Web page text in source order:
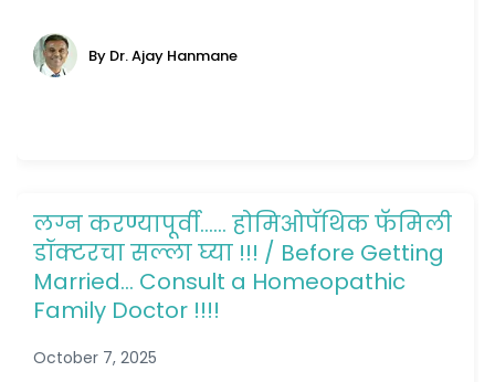
By Dr. Ajay Hanmane
लग्न करण्यापूर्वी…… होमिओपॅथिक फॅमिली
डॉक्टरचा सल्ला घ्या !!! / Before Getting
Married… Consult a Homeopathic
Family Doctor !!!!
October 7, 2025